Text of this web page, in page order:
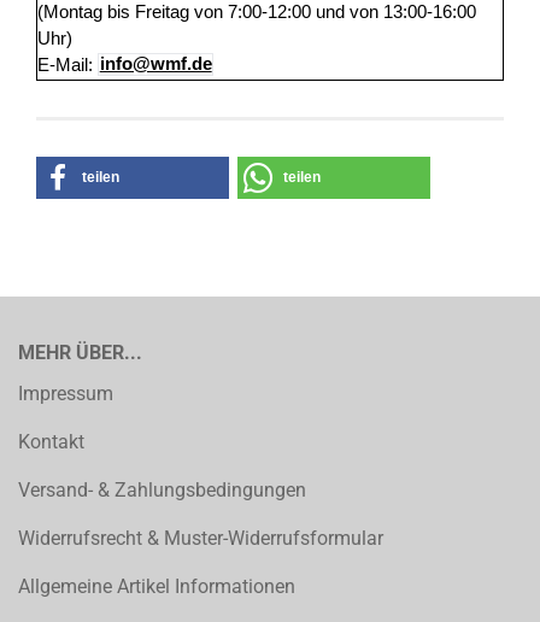
(Montag bis Freitag von 7:00-12:00 und von 13:00-16:00
Uhr)
E-Mail: info@wmf.de
teilen teilen
MEHR ÜBER...
Impressum
Kontakt
Versand- & Zahlungsbedingungen
Widerrufsrecht & Muster-Widerrufsformular
Allgemeine Artikel Informationen